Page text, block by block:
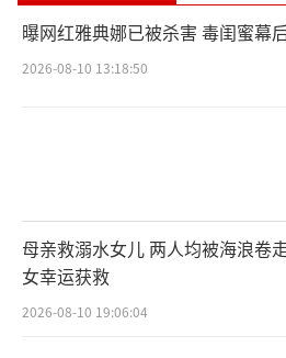
曝网红雅典娜已被杀害 毒闺蜜幕
2026-08-10 13:18:50
母亲救溺水女儿 两人均被海浪卷
女幸运获救
2026-08-10 19:06:04